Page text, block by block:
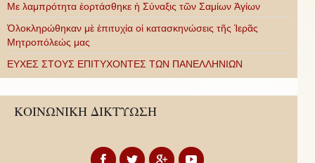
Με λαμπρότητα ἑορτάσθηκε ἡ Σύναξις τῶν Σαμίων Ἁγίων
Ὁλοκληρώθηκαν μὲ ἐπιτυχία οἱ κατασκηνώσεις τῆς Ἱερᾶς
Μητροπόλεώς μας
ΕΥΧΕΣ ΣΤΟΥΣ ΕΠΙΤΥΧΟΝΤΕΣ ΤΩΝ ΠΑΝΕΛΛΗΝΙΩΝ
ΚΟΙΝΩΝΙΚΗ ΔΙΚΤΥΩΣΗ